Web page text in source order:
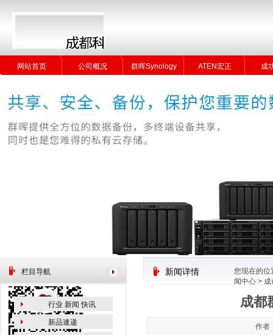
网站首页 公司概况 群晖Synology ATEN宏正 成
网站首页 公司概况 群晖Synology ATEN宏正 成
新闻详情
您现在的位
闻中心 > 成
栏目导航
行业 新闻 快讯
新品速递
成都
作者